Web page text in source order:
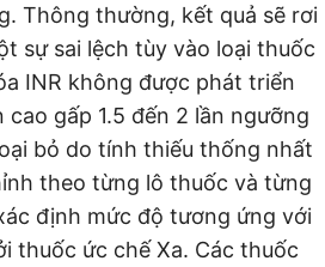
Thông thường, kết quả sẽ rơi
sự sai lệch tùy vào loại thuốc
INR không được phát triển
cao gấp 1.5 đến 2 lần ngưỡng
bỏ do tính thiếu thống nhất
theo từng lô thuốc và từng
định mức độ tương ứng với
thuốc ức chế Xa. Các thuốc